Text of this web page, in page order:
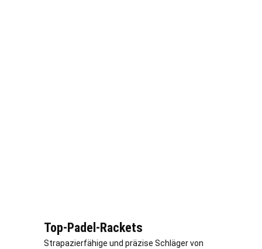
Top-Padel-Rackets
Strapazierfähige und präzise Schläger von